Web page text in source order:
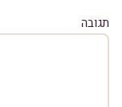
תגובה